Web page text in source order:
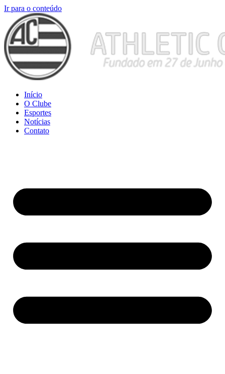
Ir para o conteúdo
Início
O Clube
Esportes
Notícias
Contato